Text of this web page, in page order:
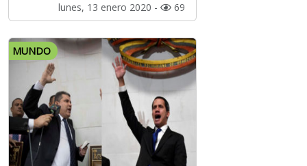
lunes, 13 enero 2020 - 69
MUNDO